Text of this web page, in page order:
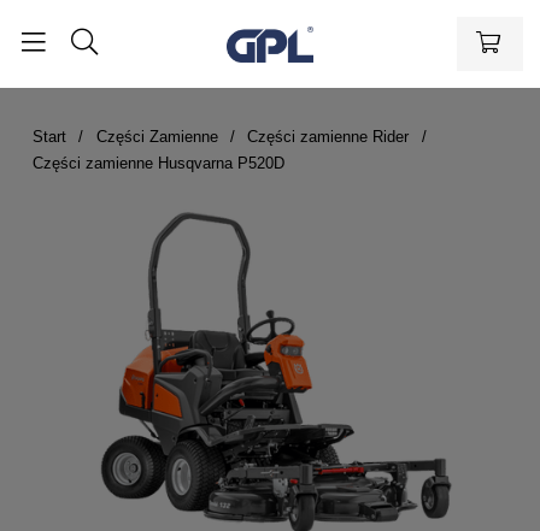
Start Części Zamienne
Części zamienne Rider
Części zamienne Husqvarna P520D